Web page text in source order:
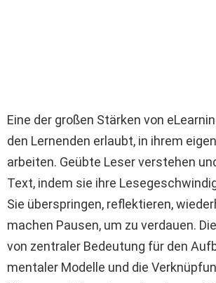
Eine der großen Stärken von
den Lernenden erlaubt, in ihrem
arbeiten. Geübte Leser verstehen
Text, indem sie ihre
Sie überspringen, reflektieren,
machen Pausen, um zu verdauen.
von zentraler Bedeutung für den
mentaler Modelle und die